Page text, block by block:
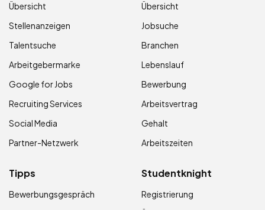
Übersicht
Stellenanzeigen
Talentsuche
Arbeitgebermarke
Google for Jobs
Recruiting Services
Social Media
Partner-Netzwerk
Übersicht
Jobsuche
Branchen
Lebenslauf
Bewerbung
Arbeitsvertrag
Gehalt
Arbeitszeiten
Tipps
Bewerbungsgespräch
Studentknight
Registrierung